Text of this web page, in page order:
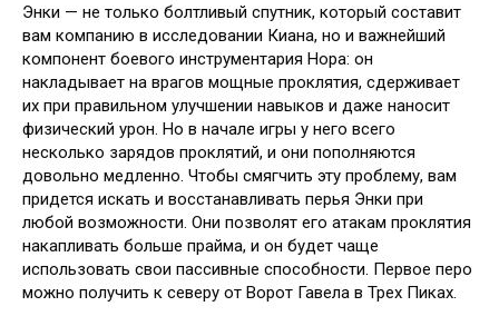
Энки — не только болтливый спутник, который составит
вам компанию в исследовании Киана, но и важнейший
компонент боевого инструментария Нора: он
накладывает на врагов мощные проклятия, сдерживает
их при правильном улучшении навыков и даже наносит
физический урон. Но в начале игры у него всего
несколько зарядов проклятий, и они пополняются
довольно медленно. Чтобы смягчить эту проблему, вам
придется искать и восстанавливать перья Энки при
любой возможности. Они позволят его атакам проклятия
накапливать больше прайма, и он будет чаще
использовать свои пассивные способности. Первое перо
можно получить к северу от Ворот Гавела в Трех Пиках.